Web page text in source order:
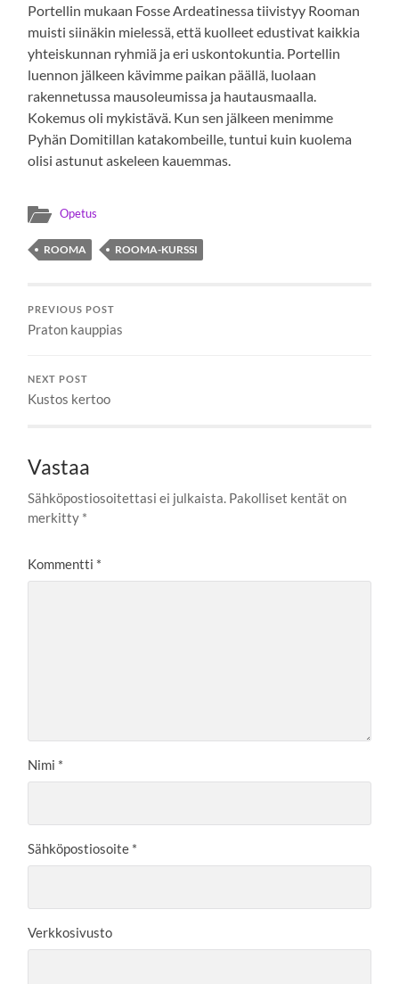
Portellin mukaan Fosse Ardeatinessa tiivistyy Rooman
muisti siinäkin mielessä, että kuolleet edustivat kaikkia
yhteiskunnan ryhmiä ja eri uskontokuntia. Portellin
luennon jälkeen kävimme paikan päällä, luolaan
rakennetussa mausoleumissa ja hautausmaalla.
Kokemus oli mykistävä. Kun sen jälkeen menimme
Pyhän Domitillan katakombeille, tuntui kuin kuolema
olisi astunut askeleen kauemmas.
Opetus
ROOMA ROOMA-KURSSI
PREVIOUS POST
Praton kauppias
NEXT POST
Kustos kertoo
Vastaa
Sähköpostiosoitettasi ei julkaista. Pakolliset kentät on
merkitty *
Kommentti *
Nimi *
Sähköpostiosoite *
Verkkosivusto